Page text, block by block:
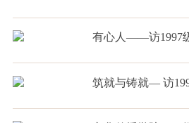
有心人——访1997
筑就与铸就— 访